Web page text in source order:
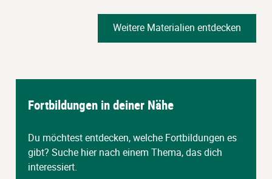
Weitere Materialien entdecken
Fortbildungen in deiner Nähe
Du möchtest entdecken, welche Fortbildungen es
gibt? Suche hier nach einem Thema, das dich
interessiert.